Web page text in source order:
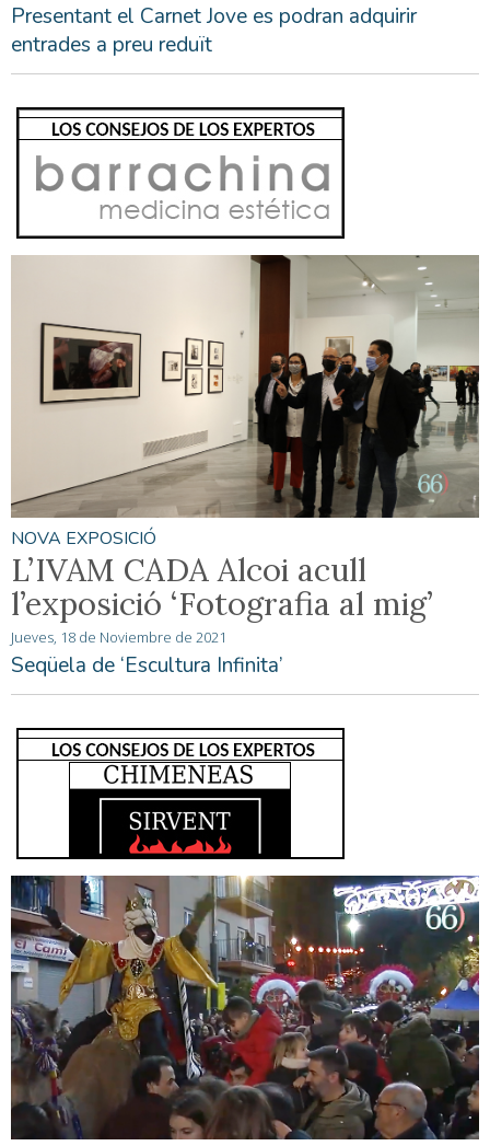
Presentant el Carnet Jove es podran adquirir
entrades a preu reduït
NOVA EXPOSICIÓ
L’IVAM CADA Alcoi acull
l’exposició ‘Fotografia al mig’
Jueves, 18 de Noviembre de 2021
Seqüela de ‘Escultura Infinita’